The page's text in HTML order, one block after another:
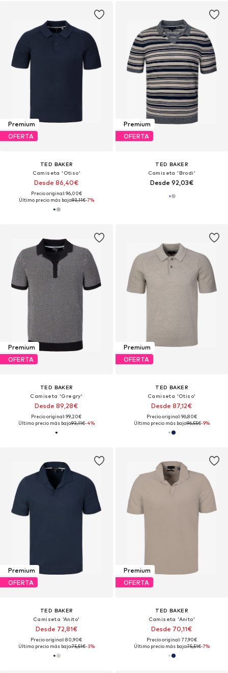
Premium
OFERTA
TED BAKER
Camiseta 'Otiso'
Desde 86,40€
Precio original: 96,00€
Último precio más bajo:93,11€-7%
Premium
OFERTA
TED BAKER
Camiseta 'Brodi'
Desde 92,03€
Premium
OFERTA
TED BAKER
Camiseta 'Gregry'
Desde 89,28€
Precio original: 99,20€
Último precio más bajo:93,11€-4%
Premium
OFERTA
TED BAKER
Camiseta 'Otiso'
Desde 87,12€
Precio original: 96,80€
Último precio más bajo:96,55€-9%
Premium
OFERTA
TED BAKER
Camiseta 'Anito'
Desde 72,81€
Precio original: 80,90€
Último precio más bajo:75,51€-3%
Premium
OFERTA
TED BAKER
Camiseta 'Anito'
Desde 70,11€
Precio original: 77,90€
Último precio más bajo:75,51€-7%